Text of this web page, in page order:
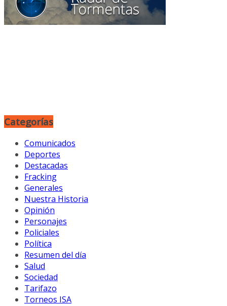
Categorías
Comunicados
Deportes
Destacadas
Fracking
Generales
Nuestra Historia
Opinión
Personajes
Policiales
Política
Resumen del día
Salud
Sociedad
Tarifazo
Torneos ISA